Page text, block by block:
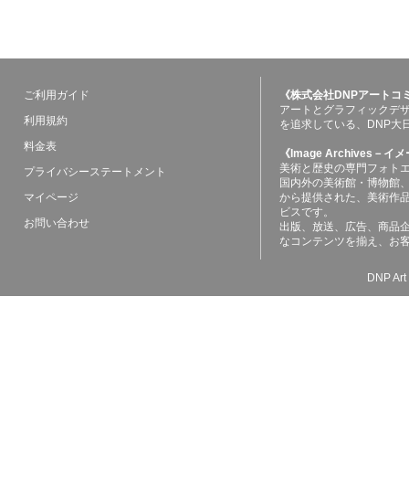
ご利用ガイド
利用規約
料金表
プライバシーステートメント
マイページ
お問い合わせ
《株式会社DNPアート
アートとグラフィックデ
を追求している、DNP大
《Image Archives－イ
美術と歴史の専門フォト
国内外の美術館・博物館
から提供された、美術作
ビスです。
出版、放送、広告、商品
なコンテンツを揃え、お
DNP